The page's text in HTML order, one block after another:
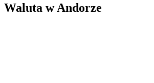
Waluta w Andorze